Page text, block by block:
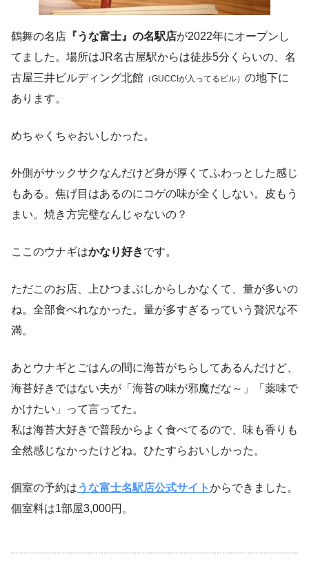
鶴舞の名店 『うな富士』の名駅店が2022年にオープンし
てました。場所はJR名古屋駅からは徒歩5分くらいの、名
古屋三井ビルディング北館 （GUCCIが入ってるビル） の地下に
あります。
めちゃくちゃおいしかった。
外側がサックサクなんだけど身が厚くてふわっとした感じ
もある。焦げ目はあるのにコゲの味が全くしない。皮もう
まい。焼き方完璧なんじゃないの？
ここのウナギはかなり好きです。
ただこのお店、上ひつまぶしからしかなくて、量が多いの
ね。全部食べれなかった。量が多すぎるっていう贅沢な不
満。
あとウナギとごはんの間に海苔がちらしてあるんだけど、
海苔好きではない夫が「海苔の味が邪魔だな～」「薬味で
かけたい」って言ってた。
私は海苔大好きで普段からよく食べてるので、味も香りも
全然感じなかったけどね。ひたすらおいしかった。
個室の予約はうな富士名駅店公式サイトからできました。
個室料は1部屋3,000円。